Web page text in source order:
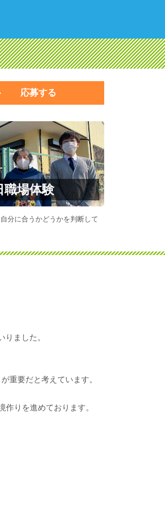
応募する
職場体験
分に合うかどうかを判断して
ました。
重要だと考えています。
りを進めております。